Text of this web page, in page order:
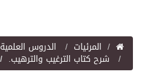
المرئيات الدروس العلمية
شرح كتاب الترغيب والترهيب.